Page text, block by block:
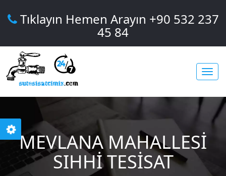
Tıklayın Hemen Arayın +90 532 237
45 84
MEVLANA MAHALLESI
SIHHI TESISAT